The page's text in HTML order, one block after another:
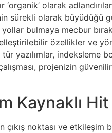
olarak
sürekli olarak
bulmaya mecbur
özellikler ve
yazılımlar, indeksleme
projenizin
Kaynaklı
çıkış noktası ve